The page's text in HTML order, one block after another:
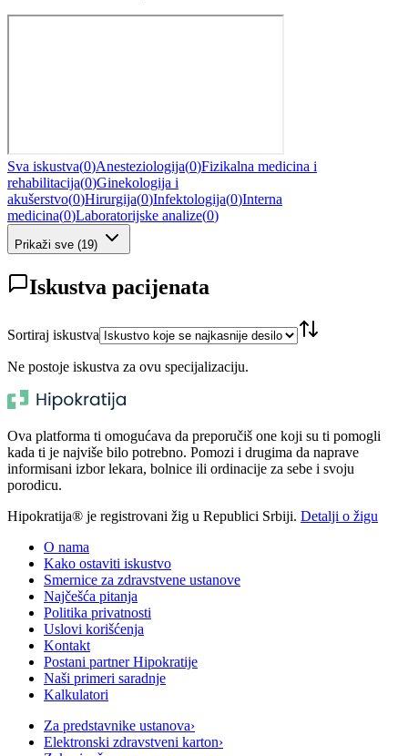
Sva iskustva(0)Anesteziologija(0)Fizikalna medicina i
rehabilitacija(0)Ginekologija i
akušerstvo(0)Hirurgija(0)Infektologija(0)Interna
medicina(0)Laboratorijske analize(0)
Prikaži sve (19)
Iskustva pacijenata
Sortiraj iskustva
Ne postoje iskustva za ovu specijalizaciju.
Ova platforma ti omogućava da preporučiš one koji su ti pomogli
kada ti je najviše bilo potrebno. Pomozi i drugima da naprave
informisani izbor lekara, bolnice ili ordinacije za sebe i svoju
porodicu.
Hipokratija® je registrovani žig u Republici Srbiji. Detalji o žigu
O nama
Kako ostaviti iskustvo
Smernice za zdravstvene ustanove
Najčešća pitanja
Politika privatnosti
Uslovi korišćenja
Kontakt
Postani partner Hipokratije
Naši primeri saradnje
Kalkulatori
Za predstavnike ustanova›
Elektronski zdravstveni karton›